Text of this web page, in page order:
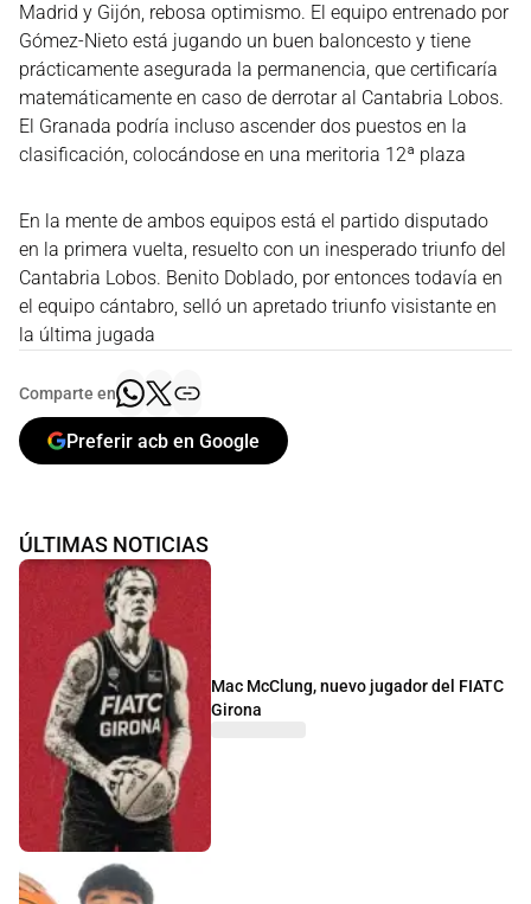
Madrid y Gijón, rebosa optimismo. El equipo entrenado por
Gómez-Nieto está jugando un buen baloncesto y tiene
prácticamente asegurada la permanencia, que certificaría
matemáticamente en caso de derrotar al Cantabria Lobos.
El Granada podría incluso ascender dos puestos en la
clasificación, colocándose en una meritoria 12ª plaza
En la mente de ambos equipos está el partido disputado
en la primera vuelta, resuelto con un inesperado triunfo del
Cantabria Lobos. Benito Doblado, por entonces todavía en
el equipo cántabro, selló un apretado triunfo visistante en
la última jugada
Comparte en
Preferir acb en Google
ÚLTIMAS NOTICIAS
Mac McClung, nuevo jugador del FIATC
Girona